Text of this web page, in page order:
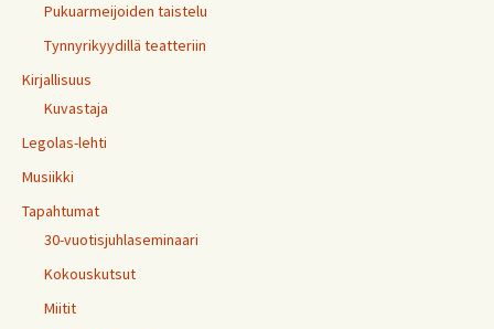
Pukuarmeijoiden taistelu
Tynnyrikyydillä teatteriin
Kirjallisuus
Kuvastaja
Legolas-lehti
Musiikki
Tapahtumat
30-vuotisjuhlaseminaari
Kokouskutsut
Miitit